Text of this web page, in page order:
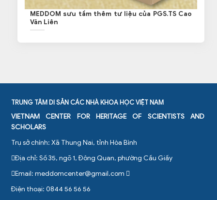
MEDDOM sưu tầm thêm tư liệu của PGS.TS Cao
Văn Liên
TRUNG TÂM DI SẢN CÁC NHÀ KHOA HỌC VIỆT NAM
VIETNAM CENTER FOR HERITAGE OF SCIENTISTS AND
SCHOLARS
Trụ sở chính: Xã Thung Nai, tỉnh Hòa Bình
Địa chỉ: Số 35, ngõ 1, Đông Quan, phường Cầu Giấy
Email: meddomcenter@gmail.com
Điện thoại: 0844 56 56 56